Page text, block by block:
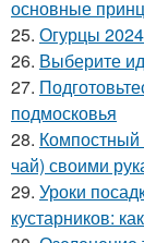
основные
25. Огурцы
26. Выберите
27.
подмосковья
28.
чай) своими
29. Уроки
кустарников: